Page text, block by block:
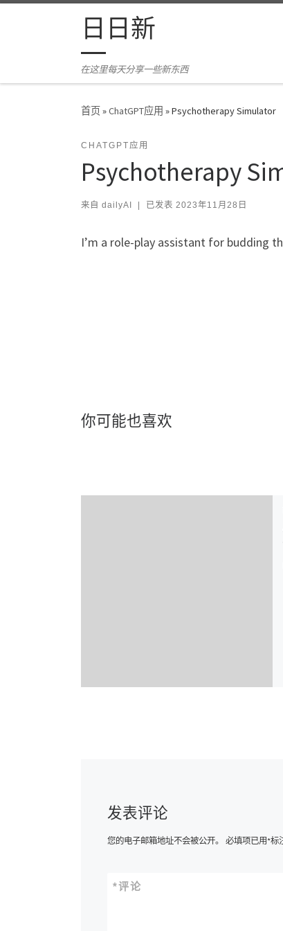
Skip to content日日新
在这里每天分享一些新东西
首页»ChatGPT应用 »Psychotherapy Simulator
CHATGPT应用
Psychotherapy
来自 dailyAI 已发表 2023年11月28日
I’m a role-play assistant for budding
你可能也喜欢
发表评论
您的电子邮箱地址不会被公开。 必填项已用*标
评论
*